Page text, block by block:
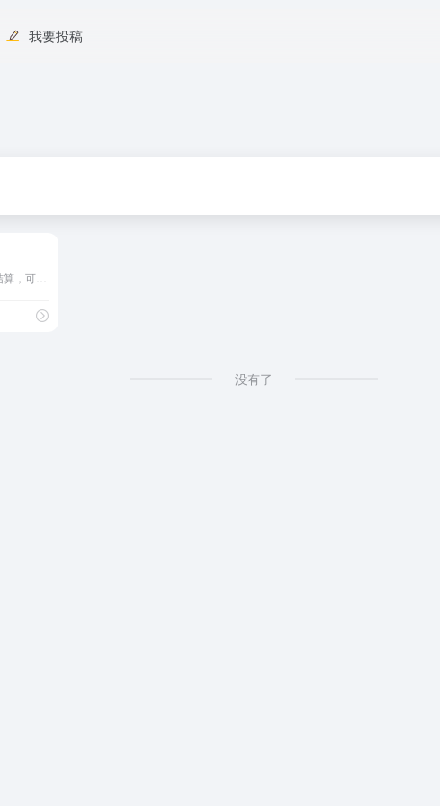
我要投稿
没有了